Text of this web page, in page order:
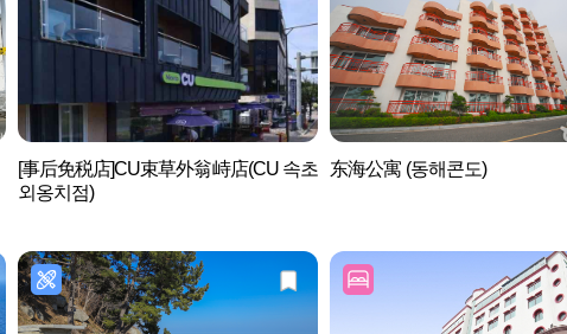
[事后免税店]CU束草外翁峙店(CU 속초
외옹치점)
东海公寓 (동해콘도)